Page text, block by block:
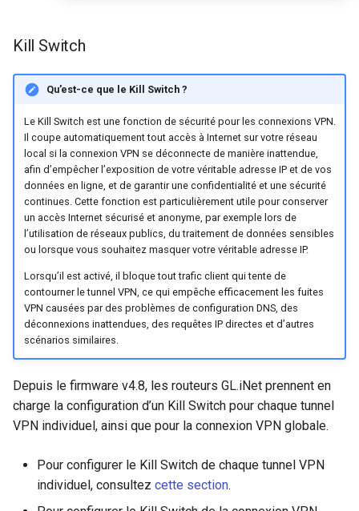
Kill Switch
Qu’est-ce que le Kill Switch ?
Le Kill Switch est une fonction de sécurité pour les connexions VPN.
Il coupe automatiquement tout accès à Internet sur votre réseau
local si la connexion VPN se déconnecte de manière inattendue,
afin d’empêcher l’exposition de votre véritable adresse IP et de vos
données en ligne, et de garantir une confidentialité et une sécurité
continues. Cette fonction est particulièrement utile pour conserver
un accès Internet sécurisé et anonyme, par exemple lors de
l’utilisation de réseaux publics, du traitement de données sensibles
ou lorsque vous souhaitez masquer votre véritable adresse IP.
Lorsqu’il est activé, il bloque tout trafic client qui tente de
contourner le tunnel VPN, ce qui empêche efficacement les fuites
VPN causées par des problèmes de configuration DNS, des
déconnexions inattendues, des requêtes IP directes et d’autres
scénarios similaires.
Depuis le firmware v4.8, les routeurs GL.iNet prennent en
charge la configuration d’un Kill Switch pour chaque tunnel
VPN individuel, ainsi que pour la connexion VPN globale.
Pour configurer le Kill Switch de chaque tunnel VPN
individuel, consultez cette section.